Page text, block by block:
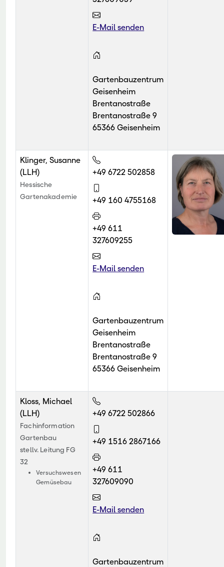
E-Mail senden
Gartenbauzentrum
Geisenheim
Brentanostraße
Brentanostraße 9
65366 Geisenheim
Klinger, Susanne
(LLH)
Hessische
Gartenakademie
+49 6722 502858
+49 160 4755168
+49 611
327609255
E-Mail senden
Gartenbauzentrum
Geisenheim
Brentanostraße
Brentanostraße 9
65366 Geisenheim
Kloss, Michael
(LLH)
Fachinformation
Gartenbau
stellv. Leitung FG
32
Versuchswesen
Gemüsebau
+49 6722 502866
+49 1516 2867166
+49 611
327609090
E-Mail senden
Gartenbauzentrum